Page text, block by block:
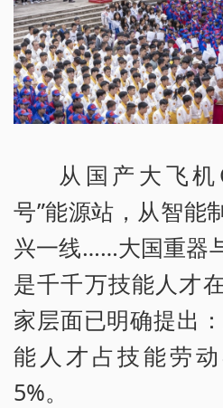
从国产大飞机
号”能源站，从智能
兴一线……大国重器
是千千万技能人才
家层面已明确提出
能人才占技能劳
5%。